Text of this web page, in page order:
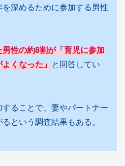
深めるために参加する男性
性の約8割が「育児に参加
くなった」と回答してい
ることで、妻やパートナー
という調査結果もある。